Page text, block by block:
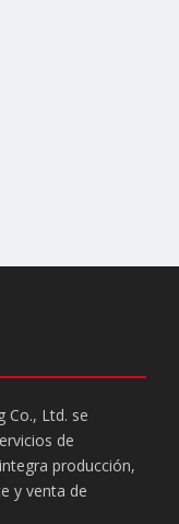
Co., Ltd. se
de
producción,
y venta de